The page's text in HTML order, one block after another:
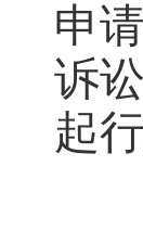
申
诉
起